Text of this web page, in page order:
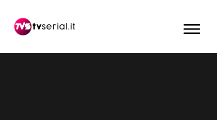
navigazione
contenuto
barra
primaria
MENU